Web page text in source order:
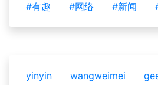
#有趣
#网络 #新闻
yinyin wangweimei